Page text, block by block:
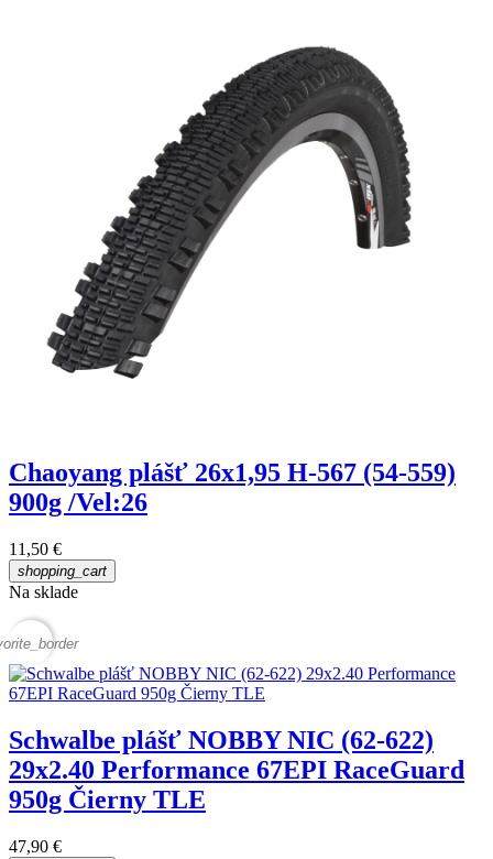
Chaoyang plášť 26x1,95 H-567 (54-559)
900g /Vel:26
11,50 €
shopping_cart
Na sklade
Schwalbe plášť NOBBY NIC (62-622)
29x2.40 Performance 67EPI RaceGuard
950g Čierny TLE
47,90 €